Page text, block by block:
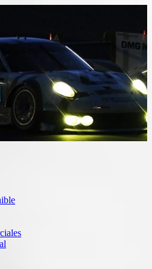
pruebas de Automóviles